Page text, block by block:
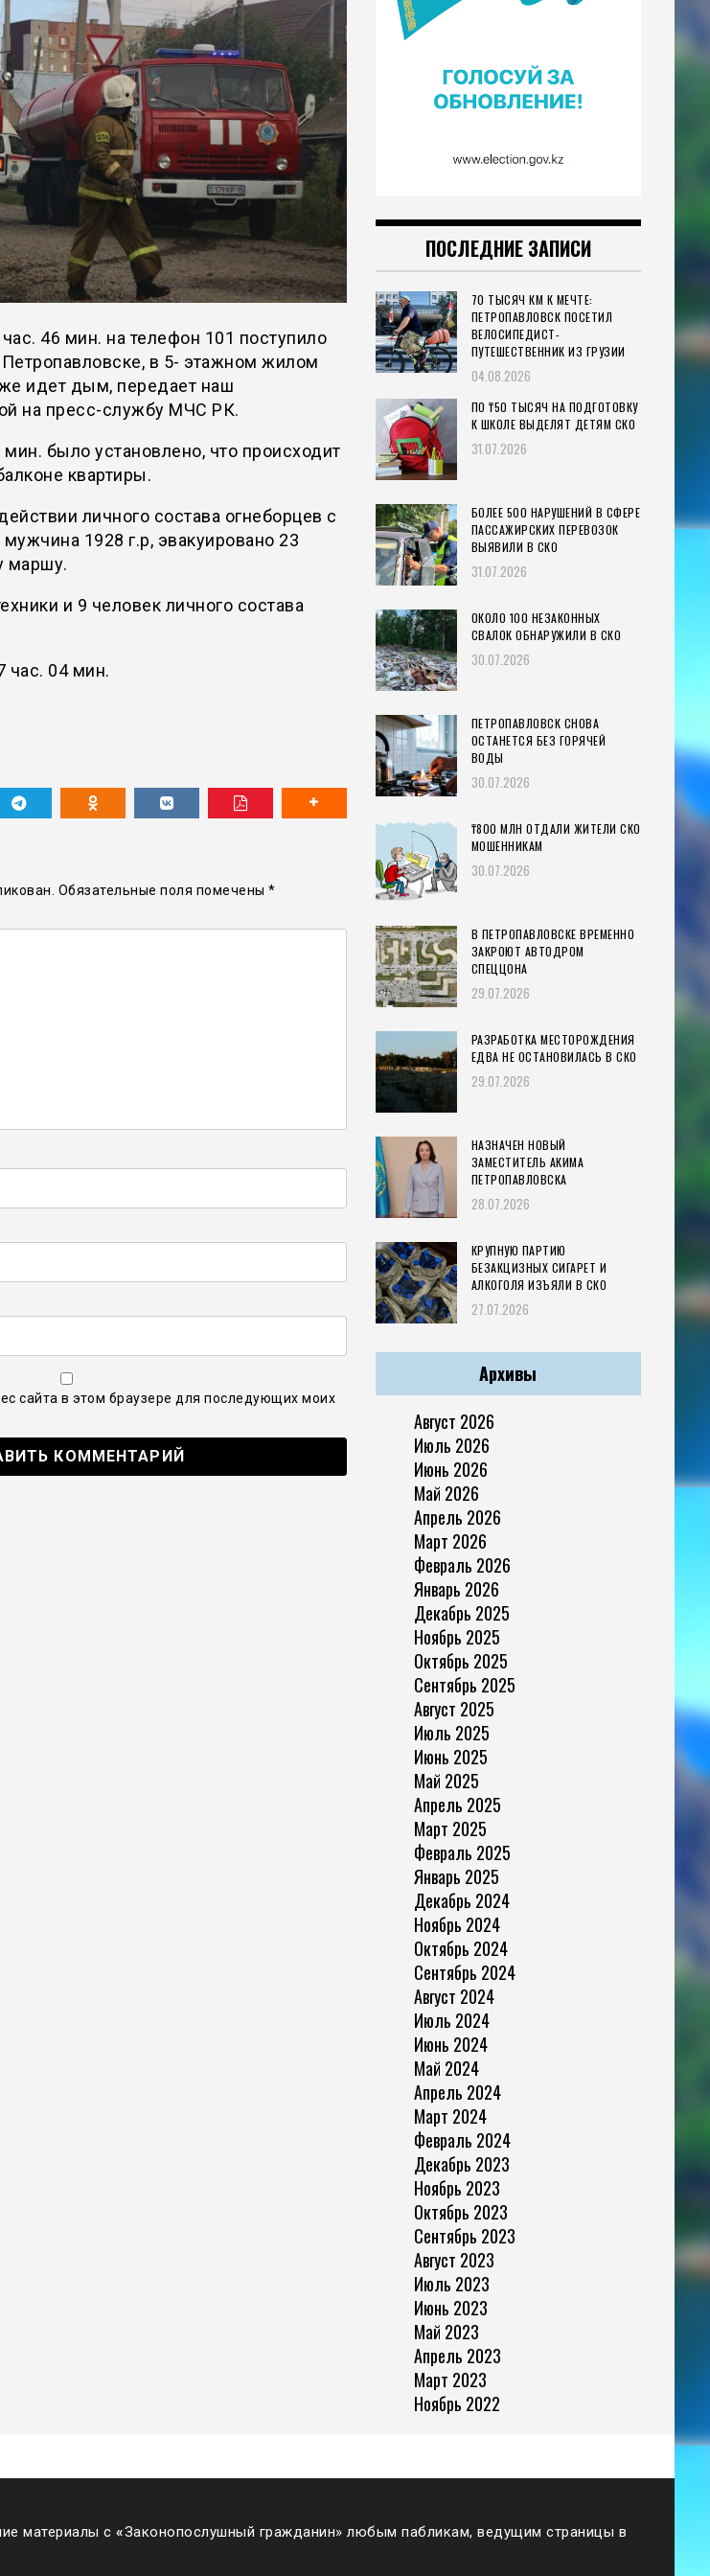
час. 46 мин. на телефон 101 поступило
в 5- этажном жилом
идет дым, передает наш
на пресс-службу МЧС РК.
было установлено, что происходит
квартиры.
личного состава огнеборцев с
1928 г.р, эвакуировано 23
маршу.
и 9 человек личного состава
час. 04 мин.
Обязательные поля помечены *
сайта в этом браузере для последующих моих
ПОСЛЕДНИЕ ЗАПИСИ
70 ТЫСЯЧ КМ К МЕЧТЕ:
ПЕТРОПАВЛОВСК ПОСЕТИЛ
ВЕЛОСИПЕДИСТ-
ПУТЕШЕСТВЕННИК ИЗ ГРУЗИИ
04.08.2026
ПО ₸50 ТЫСЯЧ НА ПОДГОТОВКУ
К ШКОЛЕ ВЫДЕЛЯТ ДЕТЯМ СКО
31.07.2026
БОЛЕЕ 500 НАРУШЕНИЙ В СФЕРЕ
ПАССАЖИРСКИХ ПЕРЕВОЗОК
ВЫЯВИЛИ В СКО
31.07.2026
ОКОЛО 100 НЕЗАКОННЫХ
СВАЛОК ОБНАРУЖИЛИ В СКО
30.07.2026
ПЕТРОПАВЛОВСК СНОВА
ОСТАНЕТСЯ БЕЗ ГОРЯЧЕЙ
ВОДЫ
30.07.2026
₸800 МЛН ОТДАЛИ ЖИТЕЛИ СКО
МОШЕННИКАМ
30.07.2026
В ПЕТРОПАВЛОВСКЕ ВРЕМЕННО
ЗАКРОЮТ АВТОДРОМ
СПЕЦЦОНА
29.07.2026
РАЗРАБОТКА МЕСТОРОЖДЕНИЯ
ЕДВА НЕ ОСТАНОВИЛАСЬ В СКО
29.07.2026
НАЗНАЧЕН НОВЫЙ
ЗАМЕСТИТЕЛЬ АКИМА
ПЕТРОПАВЛОВСКА
28.07.2026
КРУПНУЮ ПАРТИЮ
БЕЗАКЦИЗНЫХ СИГАРЕТ И
АЛКОГОЛЯ ИЗЪЯЛИ В СКО
27.07.2026
Архивы
Август 2026
Июль 2026
Июнь 2026
Май 2026
Апрель 2026
Март 2026
Февраль 2026
Январь 2026
Декабрь 2025
Ноябрь 2025
Октябрь 2025
Сентябрь 2025
Август 2025
Июль 2025
Июнь 2025
Май 2025
Апрель 2025
Март 2025
Февраль 2025
Январь 2025
Декабрь 2024
Ноябрь 2024
Октябрь 2024
Сентябрь 2024
Август 2024
Июль 2024
Июнь 2024
Май 2024
Апрель 2024
Март 2024
Февраль 2024
Декабрь 2023
Ноябрь 2023
Октябрь 2023
Сентябрь 2023
Август 2023
Июль 2023
Июнь 2023
Май 2023
Апрель 2023
Март 2023
Ноябрь 2022
материалы с «Законопослушный гражданин» любым пабликам, ведущим страницы в